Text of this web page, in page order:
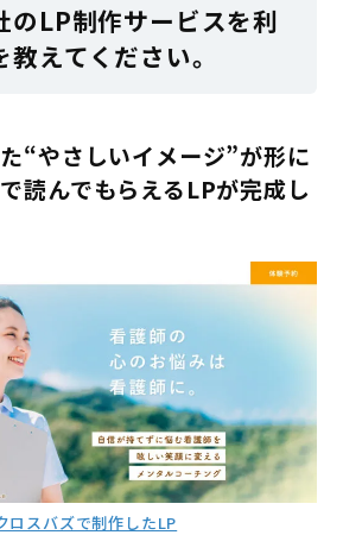
のLP制作サービスを利
えてください。
“やさしいイメージ”が形に
読んでもらえるLPが完成し
ロスバズで制作したLP